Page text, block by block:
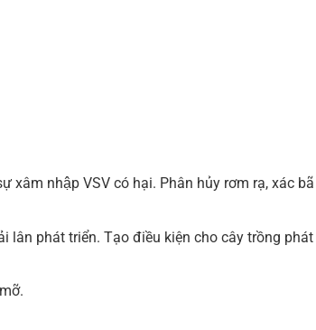
xâm nhập VSV có hại. Phân hủy rơm rạ, xác
phát triển. Tạo điều kiện cho cây trồng phát